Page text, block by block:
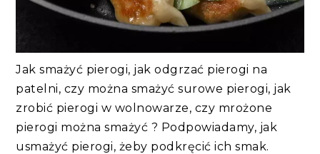
Jak smażyć pierogi, jak odgrzać pierogi na
patelni, czy można smażyć surowe pierogi, jak
zrobić pierogi w wolnowarze, czy mrożone
pierogi można smażyć ? Podpowiadamy, jak
usmażyć pierogi, żeby podkręcić ich smak.